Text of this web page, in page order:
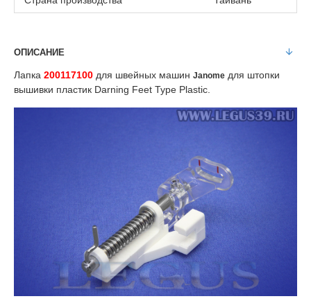
ОПИСАНИЕ
Лапка 200117100 для швейных машин Janome для штопки
вышивки пластик Darning Feet Type Plastic.